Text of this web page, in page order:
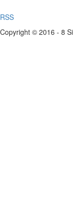
RSS
Copyright © 2016 - 8